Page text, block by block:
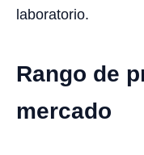
laboratorio.
Rango de
mercado